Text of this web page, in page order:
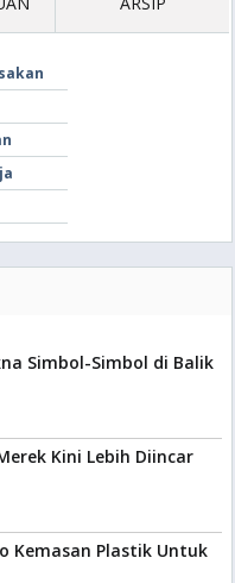
Simbol-Simbol di Balik
Kini Lebih Diincar
Kemasan Plastik Untuk